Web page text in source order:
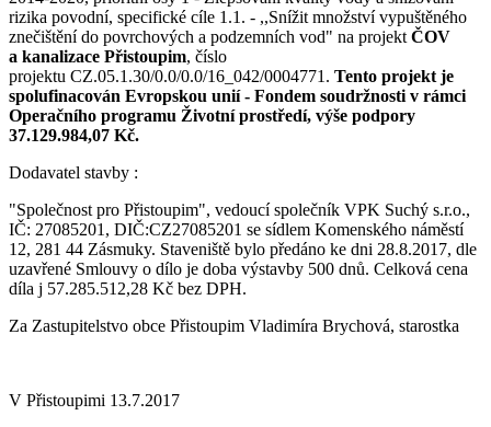
rizika povodní, specifické cíle 1.1. - ,,Snížit množství vypuštěného
znečištění do povrchových a podzemních vod" na projekt ČOV
a kanalizace Přistoupim, číslo
projektu CZ.05.1.30/0.0/0.0/16_042/0004771. Tento projekt je
spolufinacován Evropskou unií - Fondem soudržnosti v rámci
Operačního programu Životní prostředí, výše podpory
37.129.984,07 Kč.
Dodavatel stavby :
"Společnost pro Přistoupim", vedoucí společník VPK Suchý s.r.o.,
IČ: 27085201, DIČ:CZ27085201 se sídlem Komenského náměstí
12, 281 44 Zásmuky. Staveniště bylo předáno ke dni 28.8.2017, dle
uzavřené Smlouvy o dílo je doba výstavby 500 dnů. Celková cena
díla j 57.285.512,28 Kč bez DPH.
Za Zastupitelstvo obce Přistoupim Vladimíra Brychová, starostka
V Přistoupimi 13.7.2017